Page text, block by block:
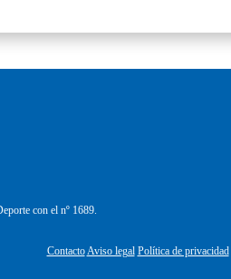
con el nº 1689.
ContactoAviso legal Política de privacidad